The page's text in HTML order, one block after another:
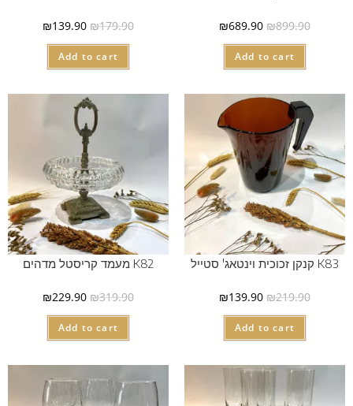
₪899.90
₪689.90
Add to cart
₪179.90
₪139.90
Add to cart
K83 קנקן זכוכית וינטאג' סטייל
₪219.90
₪139.90
Add to cart
K82 מעמד קריסטל מדהים
₪319.90
₪229.90
Add to cart